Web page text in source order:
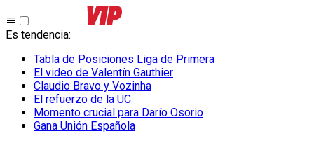
Es tendencia:
Tabla de Posiciones Liga de Primera
El video de Valentín Gauthier
Claudio Bravo y Vozinha
El refuerzo de la UC
Momento crucial para Darío Osorio
Gana Unión Española